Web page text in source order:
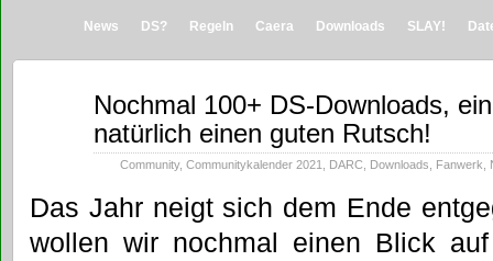
News DS? Regeln Caera Downloads SLAY!
Nochmal 100+ DS-Downloads,
natürlich einen guten Rutsch!
Community, Communitykalender 2021 DARC Downloads Fanwerk
Das Jahr neigt sich dem Ende
wollen wir nochmal einen Blick